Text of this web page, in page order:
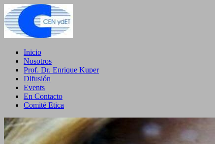
Inicio
Nosotros
Prof. Dr. Enrique Kuper
Difusión
Events
En Contacto
Comité Etica